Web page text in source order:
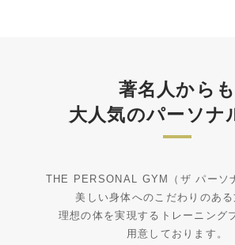
著名人からも
大人気のパーソナ
THE PERSONAL GYM（ザ パーソ
美しい身体へのこだわりのある
理想の体を実現するトレーニング
用意しております。